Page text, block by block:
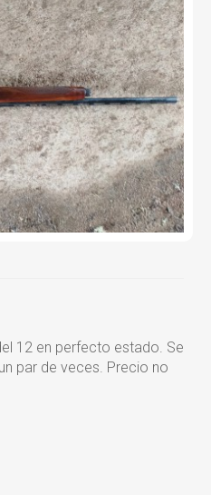
12 en perfecto estado. Se
par de veces. Precio no